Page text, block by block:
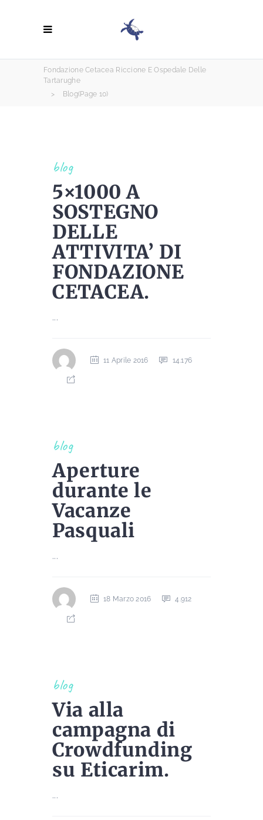
Fondazione Cetacea Riccione E Ospedale Delle
Tartarughe
>
Blog(Page 10)
blog
5×1000 A
SOSTEGNO
DELLE
ATTIVITA’ DI
FONDAZIONE
CETACEA.
...
11 Aprile 2016 14.176
blog
Aperture
durante le
Vacanze
Pasquali
...
18 Marzo 2016 4.912
blog
Via alla
campagna di
Crowdfunding
su Eticarim.
...